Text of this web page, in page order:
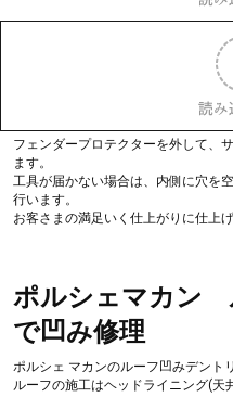
アルミパネルでもデントリペアで修復
キレイに仕上げる事ができお客様に
凹みの裏側に補強がある場合は修復
ます。
リング施工 海老
左Aﾋﾟﾗｰ部に5cm程の凹みリペアです
プーリングによるデントリペアにな